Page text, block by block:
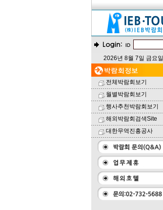
2026년 8월 7일 금요일
전체박람회보기
월별박람회보기
행사추천박람회보기
해외박람회검색Site
대한무역진흥공사